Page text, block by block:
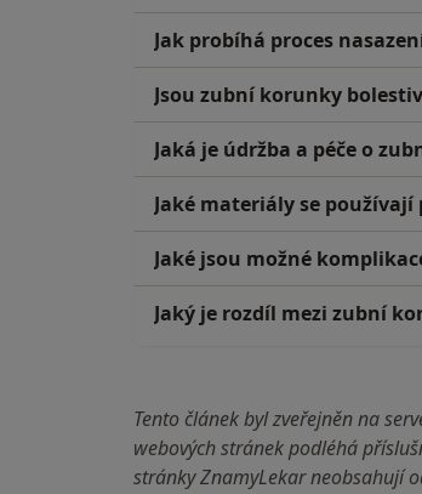
Jak probíhá proces
Jsou zubní korunky
Jaká je údržba a péče o
Jaké materiály se
Jaké jsou možné
Jaký je rozdíl mezi zubní
Tento článek byl zveřejněn na
webových stránek podléhá
stránky ZnamyLekar neobsahují